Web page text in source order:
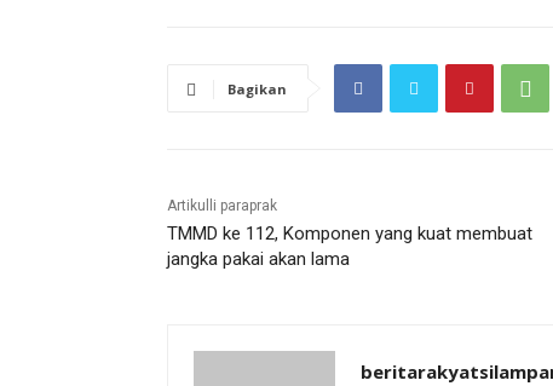
Bagikan
Artikulli paraprak
TMMD ke 112, Komponen yang kuat membuat
jangka pakai akan lama